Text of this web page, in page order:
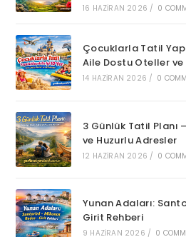
16 HAZIRAN 2026 / 0
Çocuklarla Tatil
Aile Dostu Oteller
14 HAZIRAN 2026 / 0
3 Günlük Tatil Planı
ve Huzurlu Adresler
12 HAZIRAN 2026 / 0
Yunan Adaları:
Girit Rehberi
9 HAZIRAN 2026 / 0